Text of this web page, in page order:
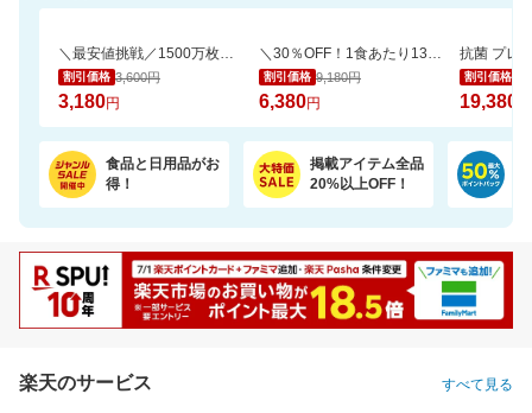
＼最安値挑戦／1500万枚売れてる★ふかふかホテルバスタオル2枚セットが20周年SALE！
割引価格 3,600円
3,180円
＼30％OFF！1食あたり133円／エコ梱包！パックご飯 180g×48食
割引価格 9,180円
6,380円
割引価格
19,380
食品と日用品がお
得！
掲載アイテム全品
20%以上OFF！
楽天のサービス すべて見る